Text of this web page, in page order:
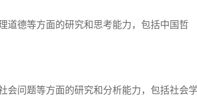
道德等方面的研究和思考能力，包括中国哲
会问题等方面的研究和分析能力，包括社会